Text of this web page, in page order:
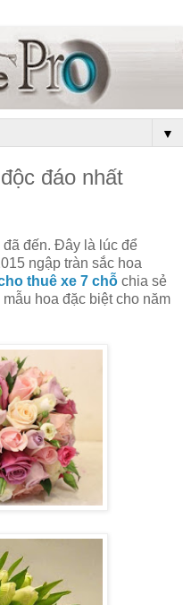
▼
đáo nhất
đến. Đây là lúc để
ngập tràn sắc hoa
thuê xe 7 chỗ chia sẻ
hoa đặc biệt cho năm